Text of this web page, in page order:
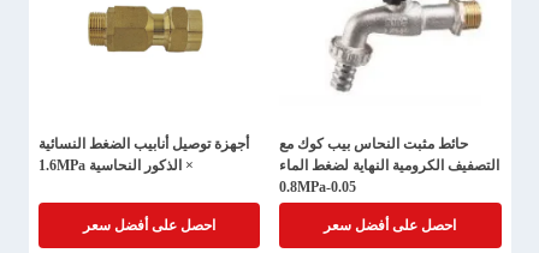
حائط مثبت النحاس بيب كوك مع
التصفيف الكرومية النهاية لضغط الماء
0.05-0.8MPa
احصل على أفضل سعر
أجهزة توصيل أنابيب الضغط النسائية
× الذكور النحاسية 1.6MPa
احصل على أفضل سعر